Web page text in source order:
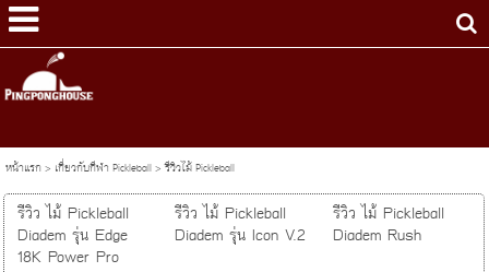
หน้าแรก> เกี่ยวกับกีฬา Pickleball>รีวิวไม้ Pickleball
รีวิว ไม้ Pickleball
Diadem รุ่น Edge
18K Power Pro
รีวิว ไม้ Pickleball
Diadem รุ่น Icon V.2
รีวิว ไม้ Pickleball
Diadem Rush